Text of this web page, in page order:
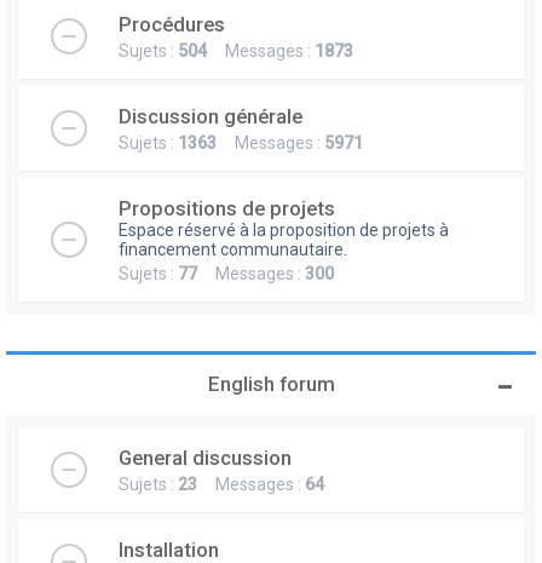
Procédures
Sujets : 504Messages : 1873
Discussion générale
Sujets : 1363 Messages : 5971
Propositions de projets
Espace réservé à la proposition de projets à
financement communautaire.
Sujets : 77Messages : 300
English forum
General discussion
Sujets : 23 Messages : 64
Installation